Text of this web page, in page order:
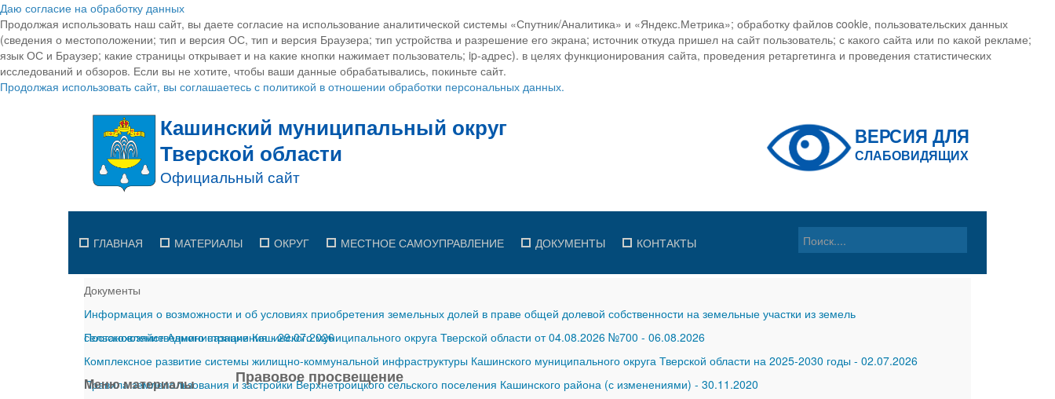
Даю согласие на обработку данных
Продолжая использовать наш сайт, вы даете согласие на использование аналитической системы «Спутник/Аналитика» и «Яндекс.Метрика»; обработку файлов cookie, пользовательских данных
(сведения о местоположении; тип и версия ОС, тип и версия Браузера; тип устройства и разрешение его экрана; источник откуда пришел на сайт пользователь; с какого сайта или по какой рекламе;
язык ОС и Браузер; какие страницы открывает и на какие кнопки нажимает пользователь; ip-адрес). в целях функционирования сайта, проведения ретаргетинга и проведения статистических
исследований и обзоров. Если вы не хотите, чтобы ваши данные обрабатывались, покиньте сайт.
Продолжая использовать сайт, вы соглашаетесь с политикой в отношении обработки персональных данных.
ГЛАВНАЯ МАТЕРИАЛЫ ОКРУГ МЕСТНОЕ САМОУПРАВЛЕНИЕ ДОКУМЕНТЫ КОНТАКТЫ
Документы
Информация о возможности и об условиях приобретения земельных долей в праве общей долевой собственности на земельные участки из земель
сельскохозяйственного назначения-29.07.2026
Постановление Администрации Кашинского муниципального округа Тверской области от 04.08.2026 №700 - 06.08.2026
Комплексное развитие системы жилищно-коммунальной инфраструктуры Кашинского муниципального округа Тверской области на 2025-2030 годы - 02.07.2026
Правила землепользования и застройки Верхнетроицкого сельского поселения Кашинского района (с изменениями) - 30.11.2020
Меню материалы Правовое просвещение